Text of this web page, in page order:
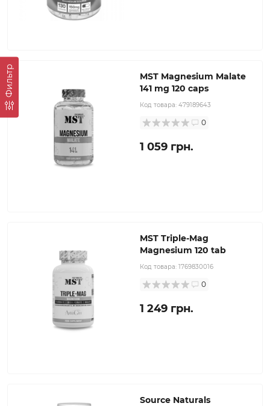
Фильтр
MST Magnesium Malate
141 mg 120 caps
Код товара: 479189643
0
1 059 грн.
MST Triple-Mag
Magnesium 120 tab
Код товара: 1769830016
0
1 249 грн.
Source Naturals